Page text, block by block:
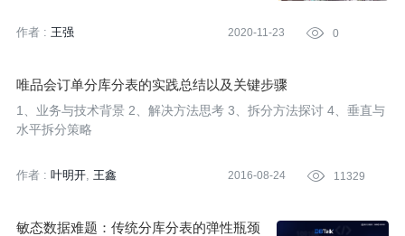
作者 : 王强 2020-11-23  0
唯品会订单分库分表的实践总结以及关键步骤
1、业务与技术背景 2、解决方法思考 3、拆分方法探讨 4、垂直与
水平拆分策略
作者 : 叶明开 王鑫 2016-08-24  11329
敏态数据难题：传统分库分表的弹性瓶颈